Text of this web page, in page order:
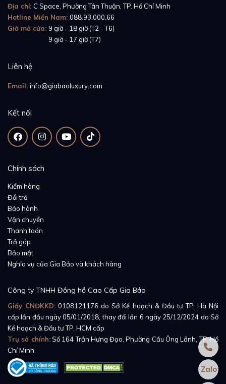
thực hiện bởi hãng, với từng viên kim cương được
chọn lọc cẩn thận, xác định vị trí và đính một cách
chính xác, không lệch lạc. Ngược lại, những chiếc đồng
do đó có thể thiếu cân đối hoặc ảnh hưởng tới khả
cương được thực hiện bởi chính Rolex, đảm bảo chất
lượng cho người sử dụng.
Nhiệm vụ chính của vành bezel là cố định mặt kính
Sapphire, và nhiệm vụ chính của mặt kính Sapphire
chính là bảo vệ bộ mặt của đồng hồ. Như cái tên đã
Địa chỉ: C Space, Phường Tân Thuận, TP. Hồ Chí Minh
Hotline Miền Nam: 088.93.000.66
Giờ mở cửa: 9 giờ - 18 giờ (T2 - T6)
9 giờ - 17 giờ (T7)
Liên hệ
Email: info@giabaoluxury.com
Kết nối
Chính sách
Kiểm hàng
Đổi trả
Bảo hành
Vận chuyển
Thanh toán
Trả góp
Bảo mật
Nghĩa vụ của Gia Bảo và khách hàng
Công ty TNHH Đồng hồ Cao Cấp Gia Bảo
Giấy CNĐKKD: 0108121176 do Sở Kế hoạch & Đầu tư TP. Hà Nội
cấp lần đầu ngày 05/01/2018, thay đổi lần 6 ngày 25/12/2024 do Sở
Kế hoạch & Đầu tư TP. HCM cấp
Trụ sở chính:Số 164 Trần Hưng Đạo, Phường Cầu Ông Lãnh, TP. Hồ
Chí Minh
Zalo